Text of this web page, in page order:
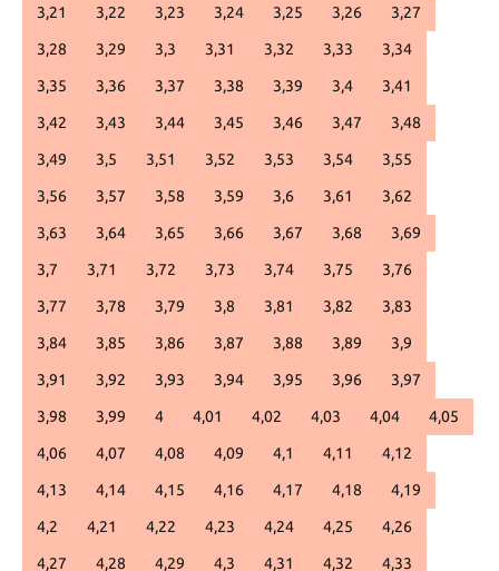
3,21 3,22 3,23 3,24 3,25 3,26 3,27
3,28 3,29 3,3 3,31 3,32 3,33 3,34
3,35 3,36 3,37 3,38 3,39 3,4 3,41
3,42 3,43 3,44 3,45 3,46 3,47 3,48
3,49 3,5 3,51 3,52 3,53 3,54 3,55
3,56 3,57 3,58 3,59 3,6 3,61 3,62
3,63 3,64 3,65 3,66 3,67 3,68 3,69
3,7 3,71 3,72 3,73 3,74 3,75 3,76
3,77 3,78 3,79 3,8 3,81 3,82 3,83
3,84 3,85 3,86 3,87 3,88 3,89 3,9
3,91 3,92 3,93 3,94 3,95 3,96 3,97
3,98 3,99 4 4,01 4,02 4,03 4,04 4,05
4,06 4,07 4,08 4,09 4,1 4,11 4,12
4,13 4,14 4,15 4,16 4,17 4,18 4,19
4,2 4,21 4,22 4,23 4,24 4,25 4,26
4,27 4,28 4,29 4,3 4,31 4,32 4,33